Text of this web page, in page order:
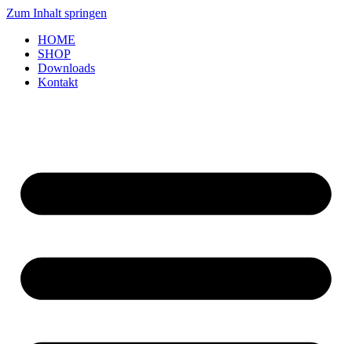
Zum Inhalt springen
HOME
SHOP
Downloads
Kontakt